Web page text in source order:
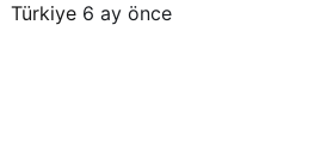
Türkiye 6 ay önce